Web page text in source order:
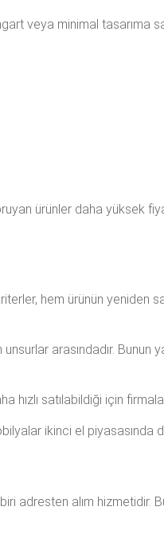
veya minimal tasarıma
ürünler daha yüksek
hem ürünün yeniden
arasındadır. Bunun
satılabildiği için
ikinci el piyasasında
adresten alım hizmetidir.